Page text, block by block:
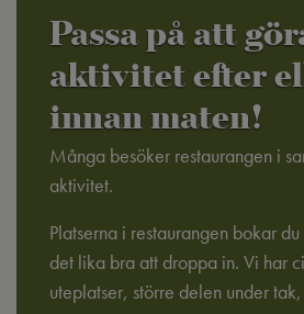
Passa på att
aktivitet efter
innan maten!
Många besöker restaurangen i
aktivitet.
Platserna i restaurangen bokar
det lika bra att droppa in. Vi har
uteplatser, större delen under